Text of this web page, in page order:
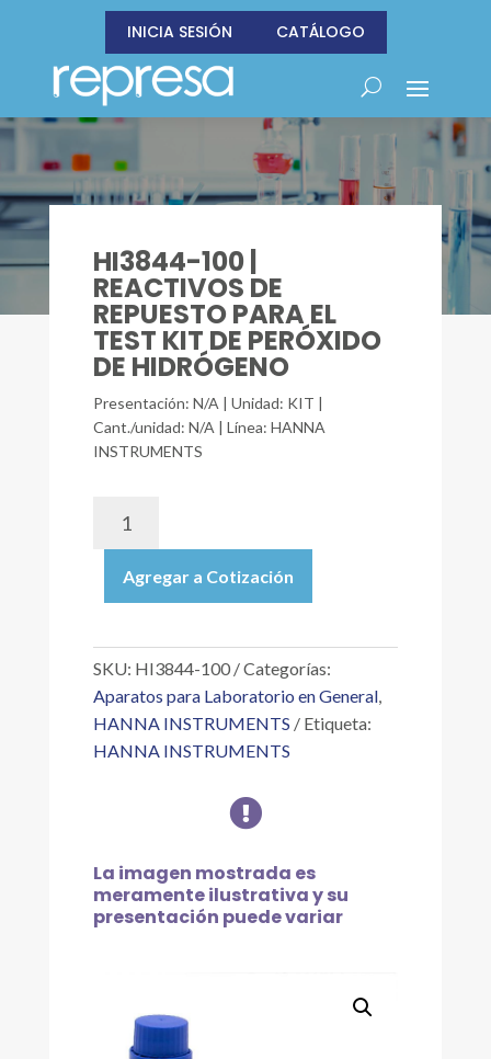
INICIA SESIÓN CATÁLOGO
HI3844-100 |
REACTIVOS DE
REPUESTO PARA EL
TEST KIT DE PERÓXIDO
DE HIDRÓGENO
Presentación: N/A | Unidad: KIT |
Cant./unidad: N/A | Línea: HANNA
INSTRUMENTS
REACTIVOS
DE
PARA
TEST
KIT
DE
cantidad
Agregar a Cotización
SKU: HI3844-100
Categorías:
Aparatos para Laboratorio en General,
HANNA INSTRUMENTS
Etiqueta:
HANNA INSTRUMENTS

La imagen mostrada es
meramente ilustrativa y su
presentación puede variar